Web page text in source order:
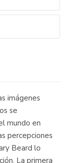
imágenes
se
mundo en
percepciones
Beard lo
La primera